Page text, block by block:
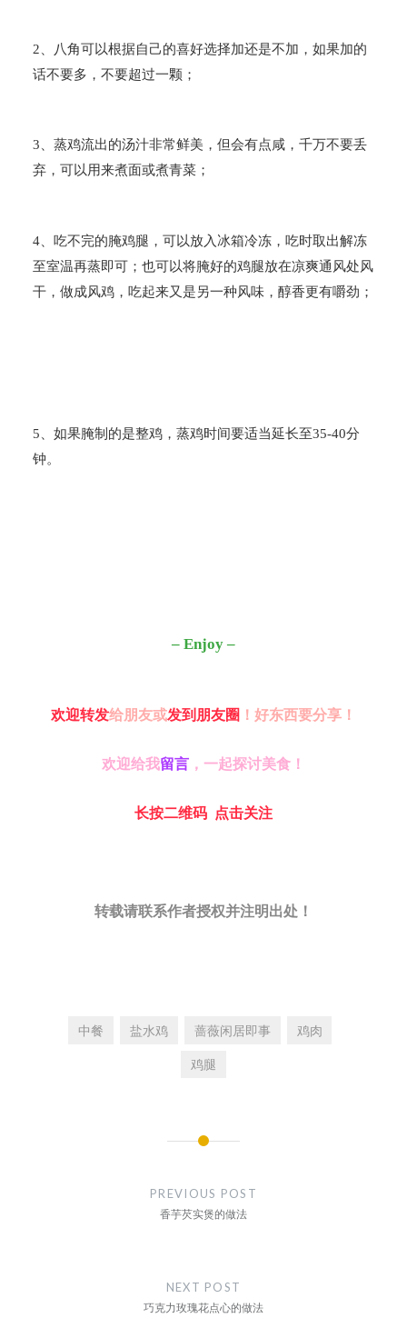
2 、八角可以根据自己的喜好选择加还是不加，如果加的
话不要多，不要超过一颗；
3 、蒸鸡流出的汤汁非常鲜美，但会有点咸，千万不要丢
弃，可以用来煮面或煮青菜；
4、吃不完的腌鸡腿，可以放入冰箱冷冻，吃时取出解冻
至室温再蒸即可；也可以将腌好的鸡腿放在凉爽通风处风
干，做成风鸡，吃起来又是另一种风味，醇香更有嚼劲；
5 、如果腌制的是整鸡，蒸鸡时间要适当延长至35-40分
钟。
– Enjoy –
欢迎转发给朋友或发到朋友圈 ！好东西要分享！
欢迎给我留言 ，一起探讨美食！
长按二维码 点击关注
转载请联系作者授权并注明出处！
中餐 盐水鸡 蔷薇闲居即事 鸡肉
鸡腿
PREVIOUS POST
香芋芡实煲的做法
NEXT POST
巧克力玫瑰花点心的做法